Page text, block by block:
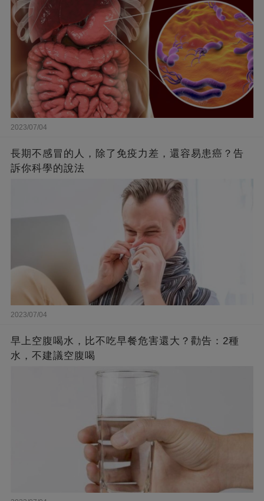
2023/07/04
長期不感冒的人，除了免疫力差，還容易患癌？告
訴你科學的說法
2023/07/04
早上空腹喝水，比不吃早餐危害還大？勸告：2種
水，不建議空腹喝